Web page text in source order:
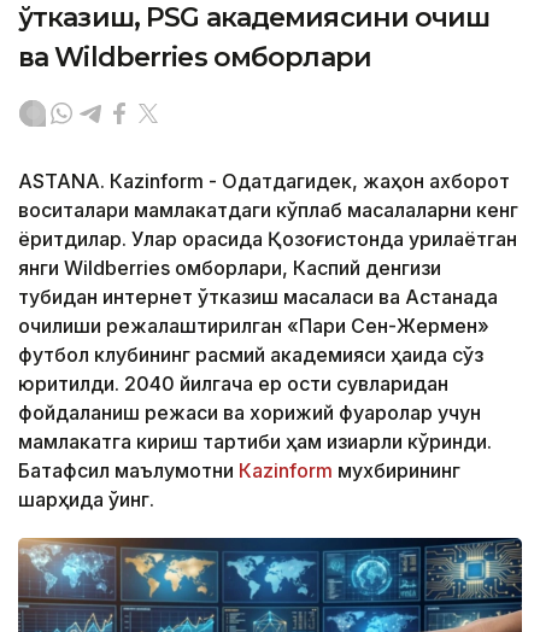
ўтказиш, PSG академиясини очиш
ва Wildberries омборлари
ASTANА. Кazinform - Одатдагидек, жаҳон ахборот
воситалари мамлакатдаги кўплаб масалаларни кенг
ёритдилар. Улар орасида Қозоғистонда қурилаётган
янги Wildberries омборлари, Каспий денгизи
тубидан интернет ўтказиш масаласи ва Астанада
очилиши режалаштирилган «Пари Сен-Жермен»
футбол клубининг расмий академияси ҳақида сўз
юритилди. 2040 йилгача ер ости сувларидан
фойдаланиш режаси ва хорижий фуқаролар учун
мамлакатга кириш тартиби ҳам қизиқарли кўринди.
Батафсил маълумотни Кazinform мухбирининг
шарҳида ўқинг.